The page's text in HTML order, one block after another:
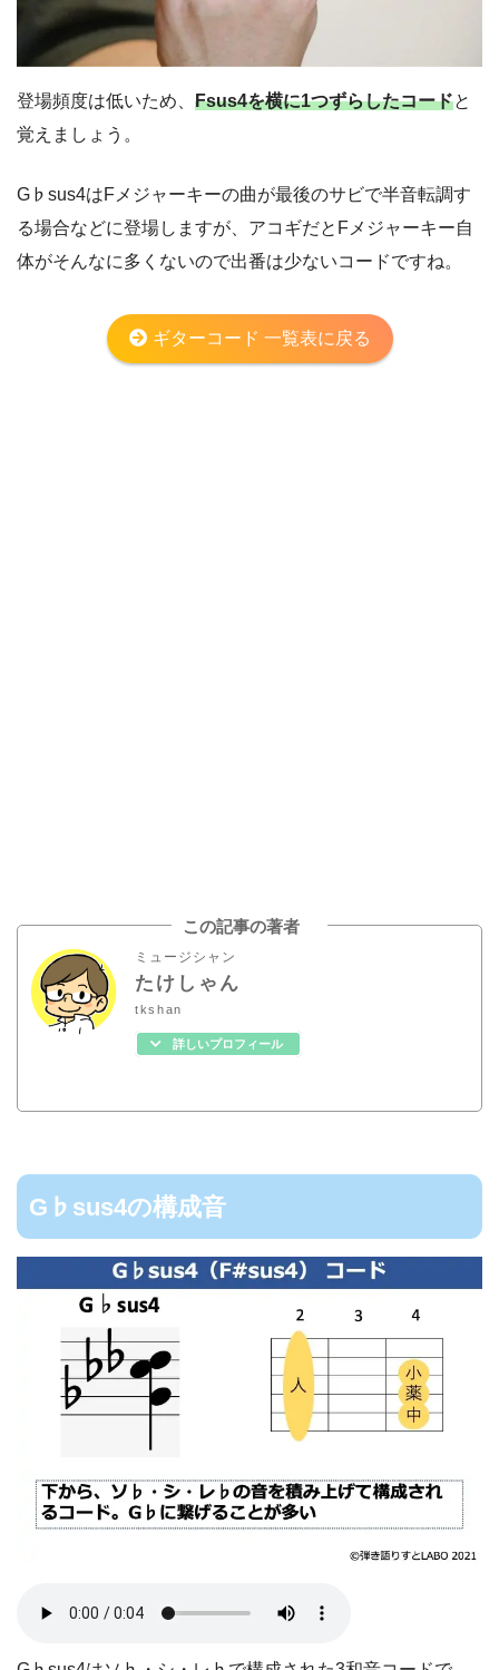
登場頻度は低いため、 Fsus4を横に1つずらしたコードと
覚えましょう。
G♭sus4はFメジャーキーの曲が最後のサビで半音転調す
る場合などに登場しますが、アコギだとFメジャーキー自
体がそんなに多くないので出番は少ないコードですね。
ギターコード 一覧表に戻る
この記事の著者
ミュージシャン
たけしゃん
tkshan
詳しいプロフィール
G♭sus4の構成音